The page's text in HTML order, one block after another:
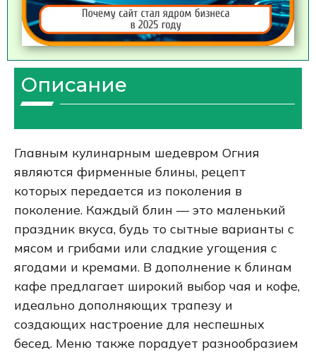
Описание
Главным кулинарным шедевром Огния
являются фирменные блины, рецепт
которых передается из поколения в
поколение. Каждый блин — это маленький
праздник вкуса, будь то сытные варианты с
мясом и грибами или сладкие угощения с
ягодами и кремами. В дополнение к блинам
кафе предлагает широкий выбор чая и кофе,
идеально дополняющих трапезу и
создающих настроение для неспешных
бесед. Меню также порадует разнообразием